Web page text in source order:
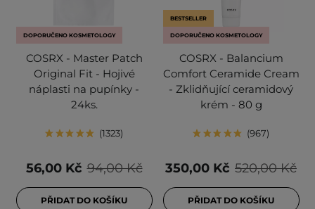
DOPORUČENO KOSMETOLOGY
COSRX - Master Patch
Original Fit - Hojivé
náplasti na pupínky -
24ks.
1323
94,00 Kč
56,00 Kč
PŘIDAT DO KOŠÍKU
BESTSELLER
DOPORUČENO KOSMETOLOGY
COSRX - Balancium
Comfort Ceramide Cream
- Zklidňující ceramidový
krém - 80 g
967
520,00 Kč
350,00 Kč
PŘIDAT DO KOŠÍKU